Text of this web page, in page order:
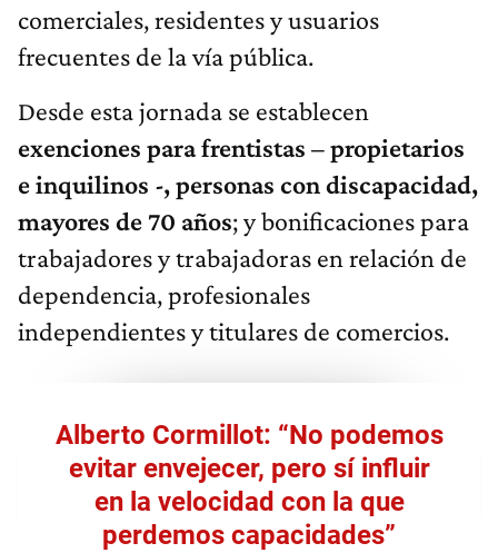
comerciales, residentes y usuarios
frecuentes de la vía pública.
Desde esta jornada se establecen
exenciones para frentistas – propietarios
e inquilinos -, personas con discapacidad,
mayores de 70 años; y bonificaciones para
trabajadores y trabajadoras en relación de
dependencia, profesionales
independientes y titulares de comercios.
Alberto Cormillot: “No podemos
evitar envejecer, pero sí influir
en la velocidad con la que
perdemos capacidades”